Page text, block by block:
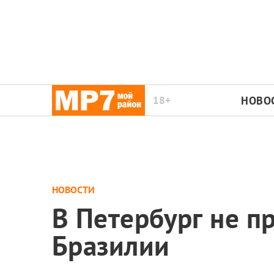
18+
НОВОСТИ
В Петербург не
Бразилии